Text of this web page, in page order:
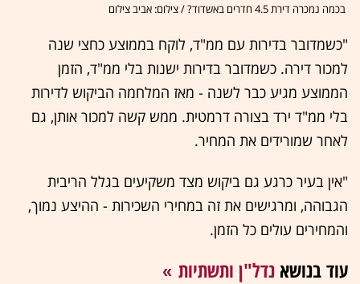
בכמה נמכרה דירת 4.5 חדרים באשדוד? / צילום: אביב צילום
"כשמדובר בדירות עם ממ"ד, לוקח בממוצע כחצי שנה
למכור דירה. כשמדובר בדירות ישנות בלי ממ"ד, הזמן
הממוצע מגיע כבר לשנה - מאז המלחמה הביקוש לדירות
בלי ממ"ד ירד בצורה דרמטית. ממש קשה למכור אותן, גם
לאחר שמורידים את המחיר.
"אין בעיר כרגע גם ביקוש מצד משקיעים בגלל הריבית
הגבוהה, ומרגישים את זה במחירי השכירות - ההיצע נמוך,
והמחירים עולים כל הזמן.
עוד בנושא נדל"ן ותשתיות